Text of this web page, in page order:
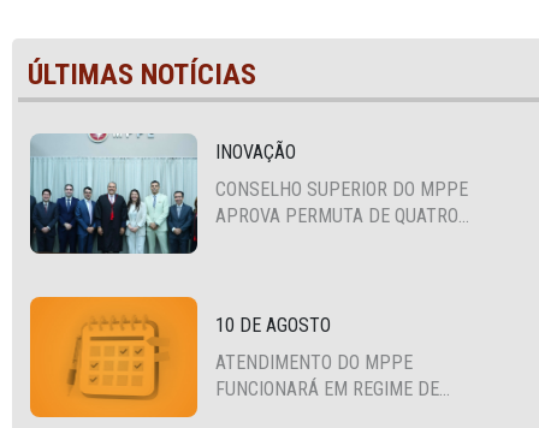
ÚLTIMAS NOTÍCIAS
INOVAÇÃO
CONSELHO SUPERIOR DO MPPE
APROVA PERMUTA DE QUATRO
10 DE AGOSTO
ATENDIMENTO DO MPPE
FUNCIONARÁ EM REGIME DE